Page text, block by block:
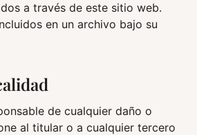
a través de este sitio web.
en un archivo bajo su
de cualquier daño o
al titular o a cualquier tercero